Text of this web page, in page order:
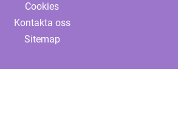
Cookies
Kontakta oss
Sitemap